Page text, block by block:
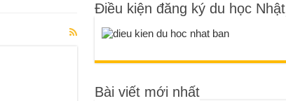
Điều kiện đăng ký du học Nhật
Bài viết mới nhất